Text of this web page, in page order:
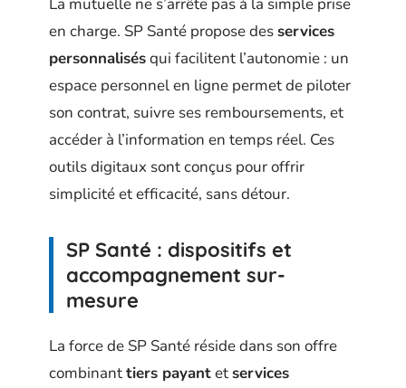
en charge. SP Santé propose desservices
personnalisésqui facilitent l’autonomie : un
espace personnel en ligne permet de piloter
son contrat, suivre ses remboursements, et
accéder à l’information en temps réel. Ces
outils digitaux sont conçus pour offrir
simplicité et efficacité, sans détour.
SP Santé : dispositifs et
accompagnement sur-
mesure
La force de SP Santé réside dans son offre
combinanttiers payantetservices